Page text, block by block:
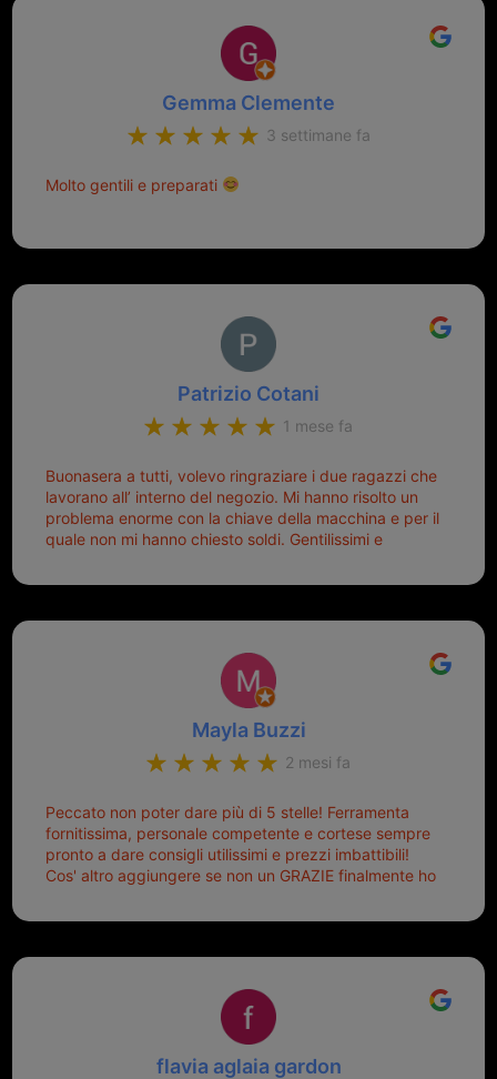
Gemma Clemente
3 settimane fa
Molto gentili e preparati
Patrizio Cotani
1 mese fa
Buonasera a tutti, volevo ringraziare i due ragazzi che
lavorano all’ interno del negozio. Mi hanno risolto un
problema enorme con la chiave della macchina e per il
quale non mi hanno chiesto soldi. Gentilissimi e
Sicuramente tornerò qui per qualsiasi altro problema.
Mayla Buzzi
2 mesi fa
Peccato non poter dare più di 5 stelle! Ferramenta
fornitissima, personale competente e cortese sempre
pronto a dare consigli utilissimi e prezzi imbattibili!
Cos' altro aggiungere se non un GRAZIE finalmente ho
mio riferimento. Ah dimenticavo...da loro sono riuscita
Top top top!!!
flavia aglaia gardon